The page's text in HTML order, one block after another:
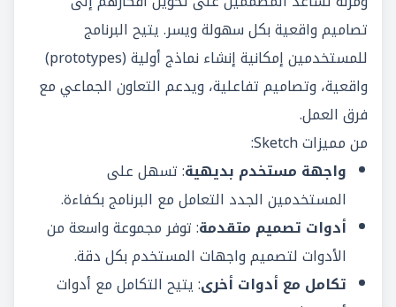
تصاميم واقعية بكل سهولة ويسر. يتيح البرنامج
للمستخدمين إمكانية إنشاء نماذج أولية (prototypes)
واقعية، وتصاميم تفاعلية، ويدعم التعاون الجماعي مع
فرق العمل.
من مميزات Sketch:
واجهة مستخدم بديهية: تسهل على
المستخدمين الجدد التعامل مع البرنامج بكفاءة.
أدوات تصميم متقدمة: توفر مجموعة واسعة من
الأدوات لتصميم واجهات المستخدم بكل دقة.
تكامل مع أدوات أخرى: يتيح التكامل مع أدوات